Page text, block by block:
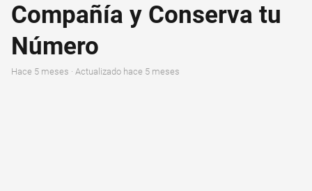
Compañía y Conserva tu
Número
hace 5 meses · Actualizado hace 5 meses